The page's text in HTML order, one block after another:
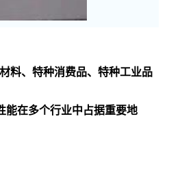
料、特种消费品、特种工业品
能在多个行业中占据重要地